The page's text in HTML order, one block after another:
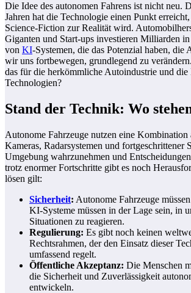
Die Idee des autonomen Fahrens ist nicht neu.
Jahren hat die Technologie einen Punkt
Science-Fiction zur Realität wird.
Giganten und Start-ups investieren Milliarden
von KI-Systemen, die das Potenzial haben, die
wir uns fortbewegen, grundlegend zu
das für die herkömmliche Autoindustrie und die
Technologien?
Stand der Technik: Wo
Autonome Fahrzeuge nutzen eine Kombination
Kameras, Radarsystemen und fortgeschrittener
Umgebung wahrzunehmen und
trotz enormer Fortschritte gibt es noch
lösen gilt:
Sicherheit: Autonome Fahrzeuge
KI-Systeme müssen in der Lage sein, in
Situationen zu reagieren.
Regulierung: Es gibt noch keinen
Rechtsrahmen, der den Einsatz dieser
umfassend regelt.
Öffentliche Akzeptanz: Die Menschen
die Sicherheit und Zuverlässigkeit
entwickeln.